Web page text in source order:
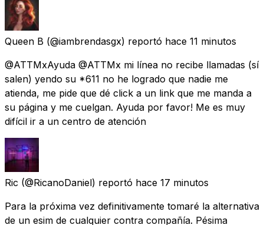
Queen B (@iambrendasgx) reportó hace 11 minutos
@ATTMxAyuda @ATTMx mi línea no recibe llamadas (sí
salen) yendo su *611 no he logrado que nadie me
atienda, me pide que dé click a un link que me manda a
su página y me cuelgan. Ayuda por favor! Me es muy
difícil ir a un centro de atención
Ric (@RicanoDaniel) reportó hace 17 minutos
Para la próxima vez definitivamente tomaré la alternativa
de un esim de cualquier contra compañía. Pésima